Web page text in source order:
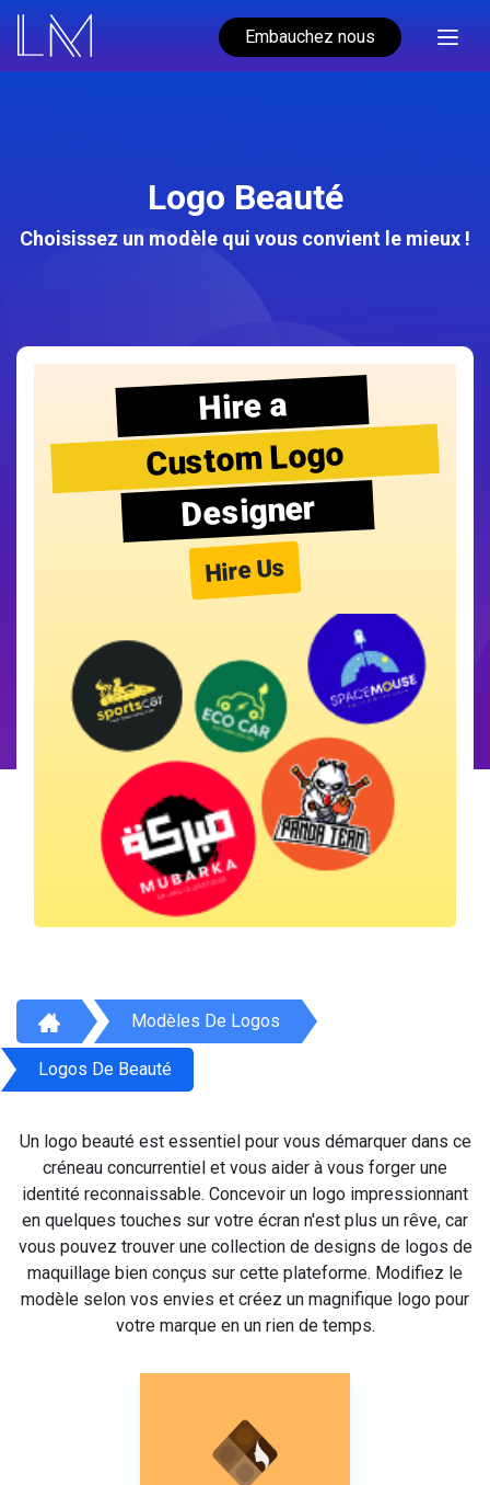
Embauchez nous
Logo Beauté
Choisissez un modèle qui vous convient le mieux !
Hire a
Custom Logo
Designer
Hire Us
Modèles De Logos
Logos De Beauté
Un logo beauté est essentiel pour vous démarquer dans ce
créneau concurrentiel et vous aider à vous forger une
identité reconnaissable. Concevoir un logo impressionnant
en quelques touches sur votre écran n'est plus un rêve, car
vous pouvez trouver une collection de designs de logos de
maquillage bien conçus sur cette plateforme. Modifiez le
modèle selon vos envies et créez un magnifique logo pour
votre marque en un rien de temps.